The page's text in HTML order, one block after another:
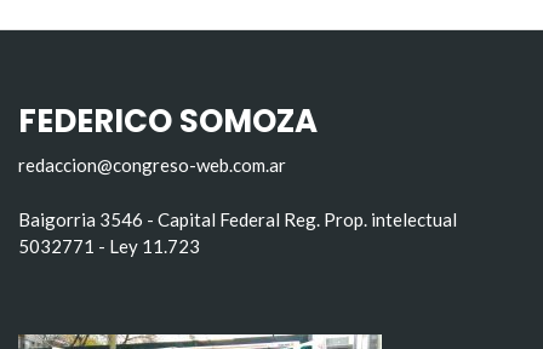
FEDERICO SOMOZA
redaccion@congreso-web.com.ar
Baigorria 3546 - Capital Federal Reg. Prop. intelectual
5032771 - Ley 11.723